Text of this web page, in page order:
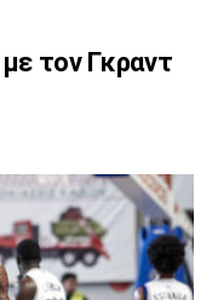
τον Γκραντ